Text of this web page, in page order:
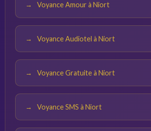
Voyance Amour à Niort
Voyance Audiotel à Niort
Voyance Gratuite à Niort
Voyance SMS à Niort